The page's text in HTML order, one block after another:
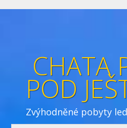
CHATA
POD
Zvýhodněné pobyty